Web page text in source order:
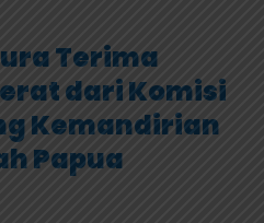
Terima
dari Komisi
Kemandirian
Papua